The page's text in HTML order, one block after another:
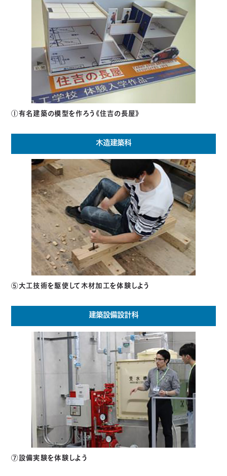
①有名建築の模型を作ろう《住吉の長屋》
木造建築科
⑤大工技術を駆使して木材加工を体験しよう
建築設備設計科
⑦設備実験を体験しよう